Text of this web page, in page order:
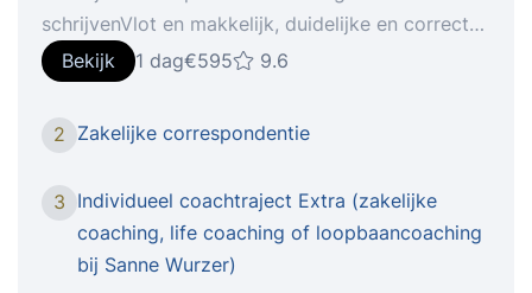
schrijvenVlot en makkelijk, duidelijke en correcte
e-mails en brieven schrijven. In moderne
'gewonemensentaal'. Dat leer je in één dag in
Klantgerichte brieven en e-mails schrijven. Met
verbetering van jouw eigen teksten. Je leert een
scala aan eenvoudige en direct toepasbare
technieken, waarmee je bedrijfscorrespondentie
Bekijk 1 dag€595 9.6
2 Zakelijke correspondentie
3 Individueel coachtraject Extra (zakelijke
coaching, life coaching of loopbaancoaching
bij Sanne Wurzer)